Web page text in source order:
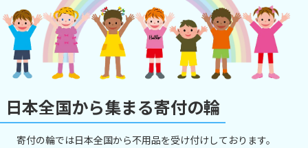
日本全国から集まる寄付の輪
寄付の輪では日本全国から不用品を受け付けしております。